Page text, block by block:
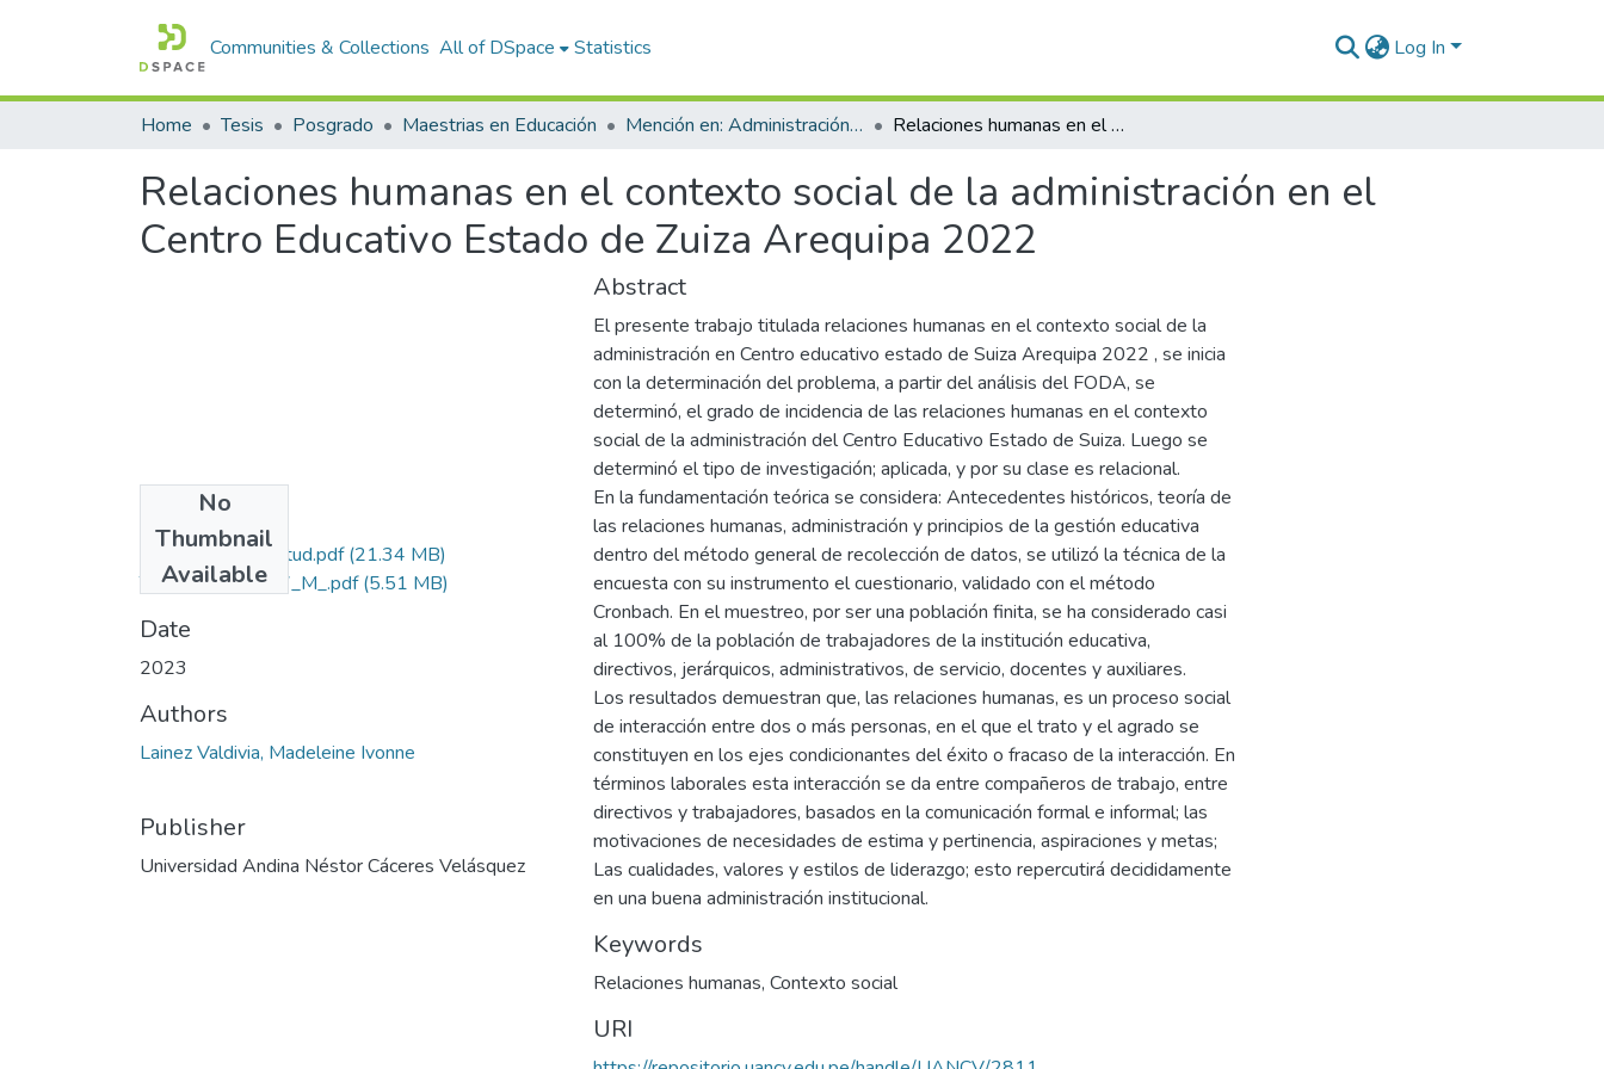
Communities & Collections All of DSpace Statistics Log In
Home Tesis Posgrado Maestrias en Educación Mención en: Administración y Gerencia Educativa Relaciones humanas en el contexto social de la administración en el Centro Educativo Estado de Zuiza Arequipa 2022
Relaciones humanas en el contexto social de la administración en el
Centro Educativo Estado de Zuiza Arequipa 2022
No
Thumbnail
Available
Grado de Similitud.pdf(21.34 MB)
T036_41498217_M_.pdf(5.51 MB)
Date
2023
Authors
Lainez Valdivia, Madeleine Ivonne
Publisher
Universidad Andina Néstor Cáceres Velásquez
Abstract
El presente trabajo titulada relaciones humanas en el contexto social de la
administración en Centro educativo estado de Suiza Arequipa 2022 , se inicia
con la determinación del problema, a partir del análisis del FODA, se
determinó, el grado de incidencia de las relaciones humanas en el contexto
social de la administración del Centro Educativo Estado de Suiza. Luego se
determinó el tipo de investigación; aplicada, y por su clase es relacional.
En la fundamentación teórica se considera: Antecedentes históricos, teoría de
las relaciones humanas, administración y principios de la gestión educativa
dentro del método general de recolección de datos, se utilizó la técnica de la
encuesta con su instrumento el cuestionario, validado con el método
Cronbach. En el muestreo, por ser una población finita, se ha considerado casi
al 100% de la población de trabajadores de la institución educativa,
directivos, jerárquicos, administrativos, de servicio, docentes y auxiliares.
Los resultados demuestran que, las relaciones humanas, es un proceso social
de interacción entre dos o más personas, en el que el trato y el agrado se
constituyen en los ejes condicionantes del éxito o fracaso de la interacción. En
términos laborales esta interacción se da entre compañeros de trabajo, entre
directivos y trabajadores, basados en la comunicación formal e informal; las
motivaciones de necesidades de estima y pertinencia, aspiraciones y metas;
Las cualidades, valores y estilos de liderazgo; esto repercutirá decididamente
en una buena administración institucional.
Keywords
Relaciones humanas, Contexto social
URI